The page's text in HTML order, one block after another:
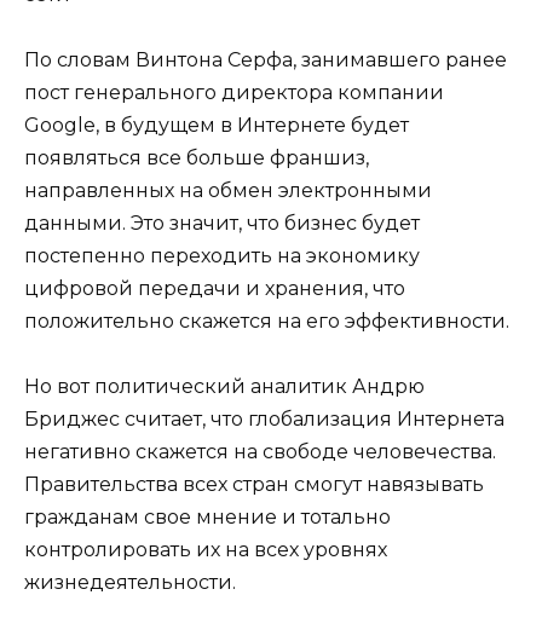
По словам Винтона Серфа, занимавшего ранее
пост генерального директора компании
Google, в будущем в Интернете будет
появляться все больше франшиз,
направленных на обмен электронными
данными. Это значит, что бизнес будет
постепенно переходить на экономику
цифровой передачи и хранения, что
положительно скажется на его эффективности.
Но вот политический аналитик Андрю
Бриджес считает, что глобализация Интернета
негативно скажется на свободе человечества.
Правительства всех стран смогут навязывать
гражданам свое мнение и тотально
контролировать их на всех уровнях
жизнедеятельности.